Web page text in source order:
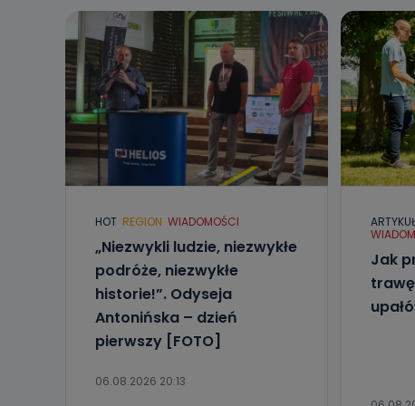
HOT REGION WIADOMOŚCI
„Niezwykli ludzie, niezwykłe
podróże, niezwykłe
historie!”. Odyseja
Antonińska – dzień
pierwszy [FOTO]
06.08.2026 20:13
Jak